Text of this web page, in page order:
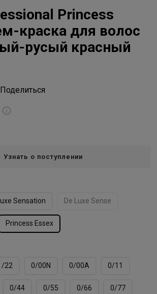
Princess
краска для волос
русый красный
Поделиться
Узнать о поступлении
Sensation De Luxe Sense
Princess Essex
/22 0/00N 0/00А 0/11
0/44 0/55 0/66 0/77